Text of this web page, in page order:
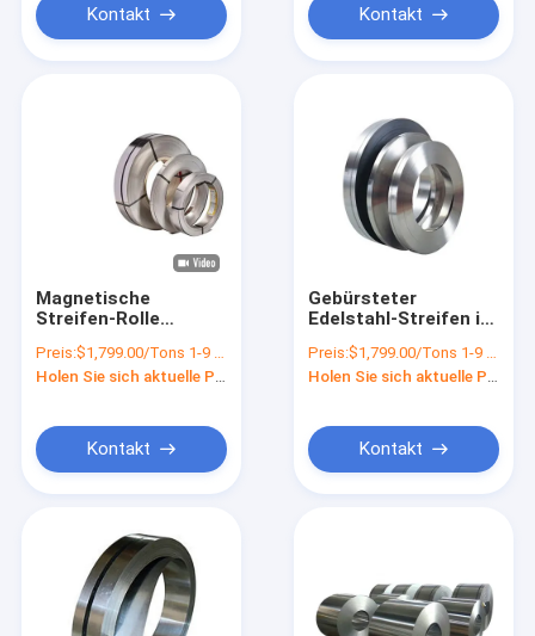
Produkte
Über uns
Kontakt Kontakt
Magnetische
Streifen-Rolle
1mm des Edelstahl-
301
Preis:$1,799.00/Tons 1-9 Tons
Kontakt
Gebürsteter
Edelstahl-Streifen im
1mm 2mm 4mm 201
304L 316 316L 410
Preis:$1,799.00/Tons 1-9 Tons
Kontakt